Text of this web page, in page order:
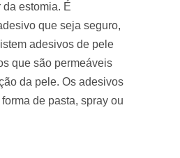
estomia. É
que seja seguro,
adesivos de pele
que são permeáveis
da pele. Os adesivos
de pasta, spray ou